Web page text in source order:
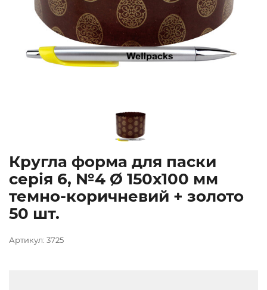
Кругла форма для паски
серія 6, №4 Ø 150х100 мм
темно-коричневий + золото
50 шт.
Артикул: 3725